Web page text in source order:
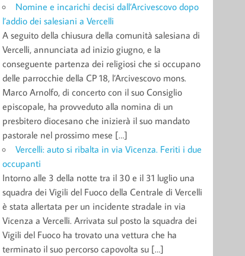
Nomine e incarichi decisi dall’Arcivescovo dopo
l’addio dei salesiani a Vercelli
A seguito della chiusura della comunità salesiana di
Vercelli, annunciata ad inizio giugno, e la
conseguente partenza dei religiosi che si occupano
delle parrocchie della CP 18, l’Arcivescovo mons.
Marco Arnolfo, di concerto con il suo Consiglio
episcopale, ha provveduto alla nomina di un
presbitero diocesano che inizierà il suo mandato
pastorale nel prossimo mese […]
Vercelli: auto si ribalta in via Vicenza. Feriti i due
occupanti
Intorno alle 3 della notte tra il 30 e il 31 luglio una
squadra dei Vigili del Fuoco della Centrale di Vercelli
è stata allertata per un incidente stradale in via
Vicenza a Vercelli. Arrivata sul posto la squadra dei
Vigili del Fuoco ha trovato una vettura che ha
terminato il suo percorso capovolta su […]